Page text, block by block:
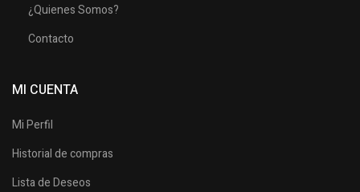
¿Quienes Somos?
Contacto
MI CUENTA
Mi Perfil
Historial de compras
Lista de Deseos